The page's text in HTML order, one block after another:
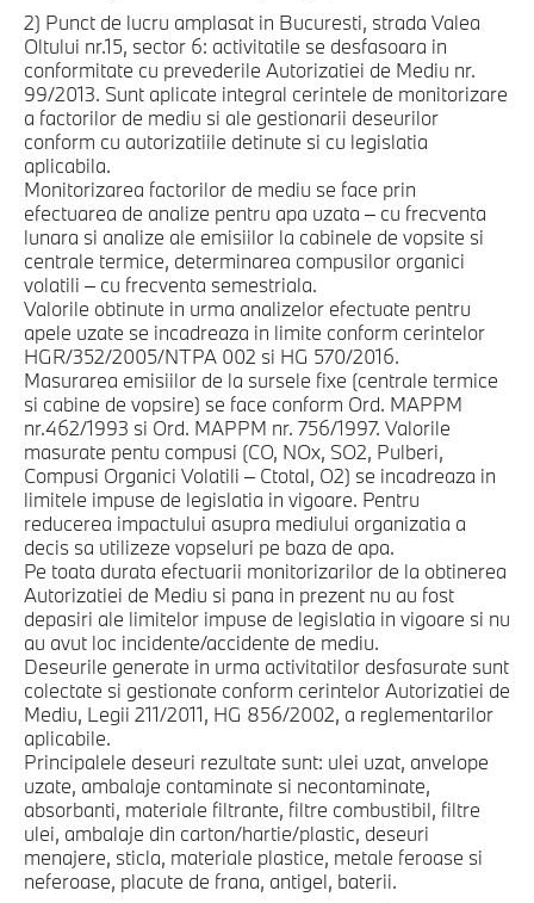
2) Punct de lucru amplasat in Bucuresti, strada Valea
Oltului nr.15, sector 6: activitatile se desfasoara in
conformitate cu prevederile Autorizatiei de Mediu nr.
99/2013. Sunt aplicate integral cerintele de monitorizare
a factorilor de mediu si ale gestionarii deseurilor
conform cu autorizatiile detinute si cu legislatia
aplicabila.
Monitorizarea factorilor de mediu se face prin
efectuarea de analize pentru apa uzata – cu frecventa
lunara si analize ale emisiilor la cabinele de vopsite si
centrale termice, determinarea compusilor organici
volatili – cu frecventa semestriala.
Valorile obtinute in urma analizelor efectuate pentru
apele uzate se incadreaza in limite conform cerintelor
HGR/352/2005/NTPA 002 si HG 570/2016.
Masurarea emisiilor de la sursele fixe (centrale termice
si cabine de vopsire) se face conform Ord. MAPPM
nr.462/1993 si Ord. MAPPM nr. 756/1997. Valorile
masurate pentu compusi (CO, NOx, SO2, Pulberi,
Compusi Organici Volatili – Ctotal, O2) se incadreaza in
limitele impuse de legislatia in vigoare. Pentru
reducerea impactului asupra mediului organizatia a
decis sa utilizeze vopseluri pe baza de apa.
Pe toata durata efectuarii monitorizarilor de la obtinerea
Autorizatiei de Mediu si pana in prezent nu au fost
depasiri ale limitelor impuse de legislatia in vigoare si nu
au avut loc incidente/accidente de mediu.
Deseurile generate in urma activitatilor desfasurate sunt
colectate si gestionate conform cerintelor Autorizatiei de
Mediu, Legii 211/2011, HG 856/2002, a reglementarilor
aplicabile.
Principalele deseuri rezultate sunt: ulei uzat, anvelope
uzate, ambalaje contaminate si necontaminate,
absorbanti, materiale filtrante, filtre combustibil, filtre
ulei, ambalaje din carton/hartie/plastic, deseuri
menajere, sticla, materiale plastice, metale feroase si
neferoase, placute de frana, antigel, baterii.